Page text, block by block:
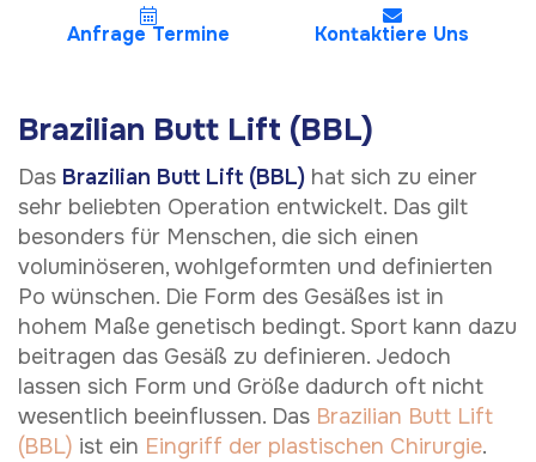
Anfrage Termine Kontaktiere Uns
Brazilian Butt Lift (BBL)
Das Brazilian Butt Lift (BBL) hat sich zu einer
sehr beliebten Operation entwickelt. Das gilt
besonders für Menschen, die sich einen
voluminöseren, wohlgeformten und definierten
Po wünschen. Die Form des Gesäßes ist in
hohem Maße genetisch bedingt. Sport kann dazu
beitragen das Gesäß zu definieren. Jedoch
lassen sich Form und Größe dadurch oft nicht
wesentlich beeinflussen. Das Brazilian Butt Lift
(BBL) ist ein Eingriff der plastischen Chirurgie.